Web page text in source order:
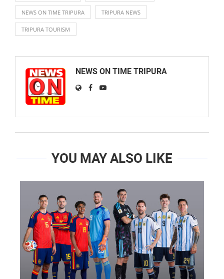
NEWS ON TIME TRIPURA TRIPURA NEWS
TRIPURA TOURISM
NEWS ON TIME TRIPURA
YOU MAY ALSO LIKE